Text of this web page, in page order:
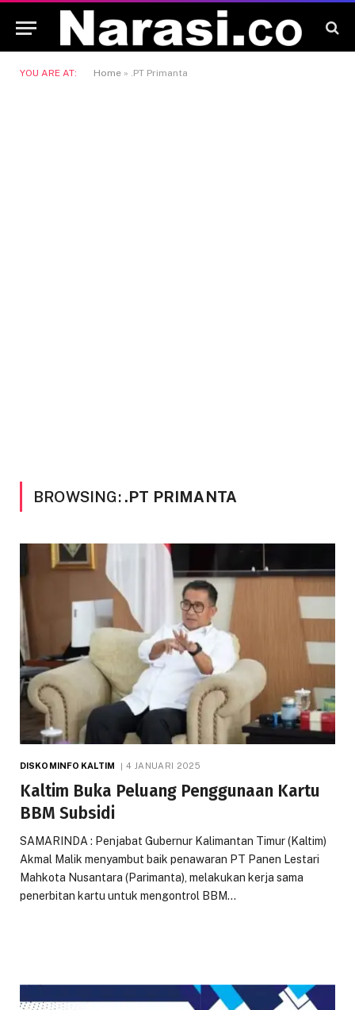
YOU ARE AT: Home » .PT Primanta
BROWSING: .PT PRIMANTA
DISKOMINFO KALTIM 4 JANUARI 2025
Kaltim Buka Peluang Penggunaan Kartu
BBM Subsidi
SAMARINDA : Penjabat Gubernur Kalimantan Timur (Kaltim)
Akmal Malik menyambut baik penawaran PT Panen Lestari
Mahkota Nusantara (Parimanta), melakukan kerja sama
penerbitan kartu untuk mengontrol BBM…